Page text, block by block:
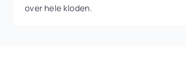
over hele kloden.